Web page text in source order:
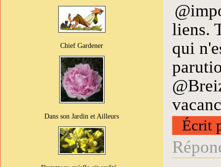
Chief Gardener
Dans son Jardin et Ailleurs
liens.
qui
Écrit